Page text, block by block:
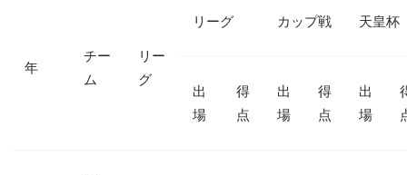
年
チー
ム
リー
グ
リーグ カップ戦 天皇杯
出
場
得
点
出
場
得
点
出
場